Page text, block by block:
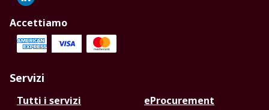
Accettiamo
Servizi
Tutti i servizi
eProcurement